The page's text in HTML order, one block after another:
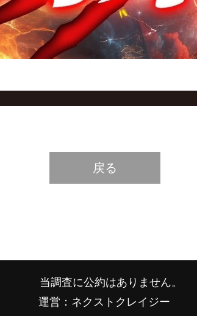
戻る
当調査に公約はありません。
運営：ネクストクレイジー